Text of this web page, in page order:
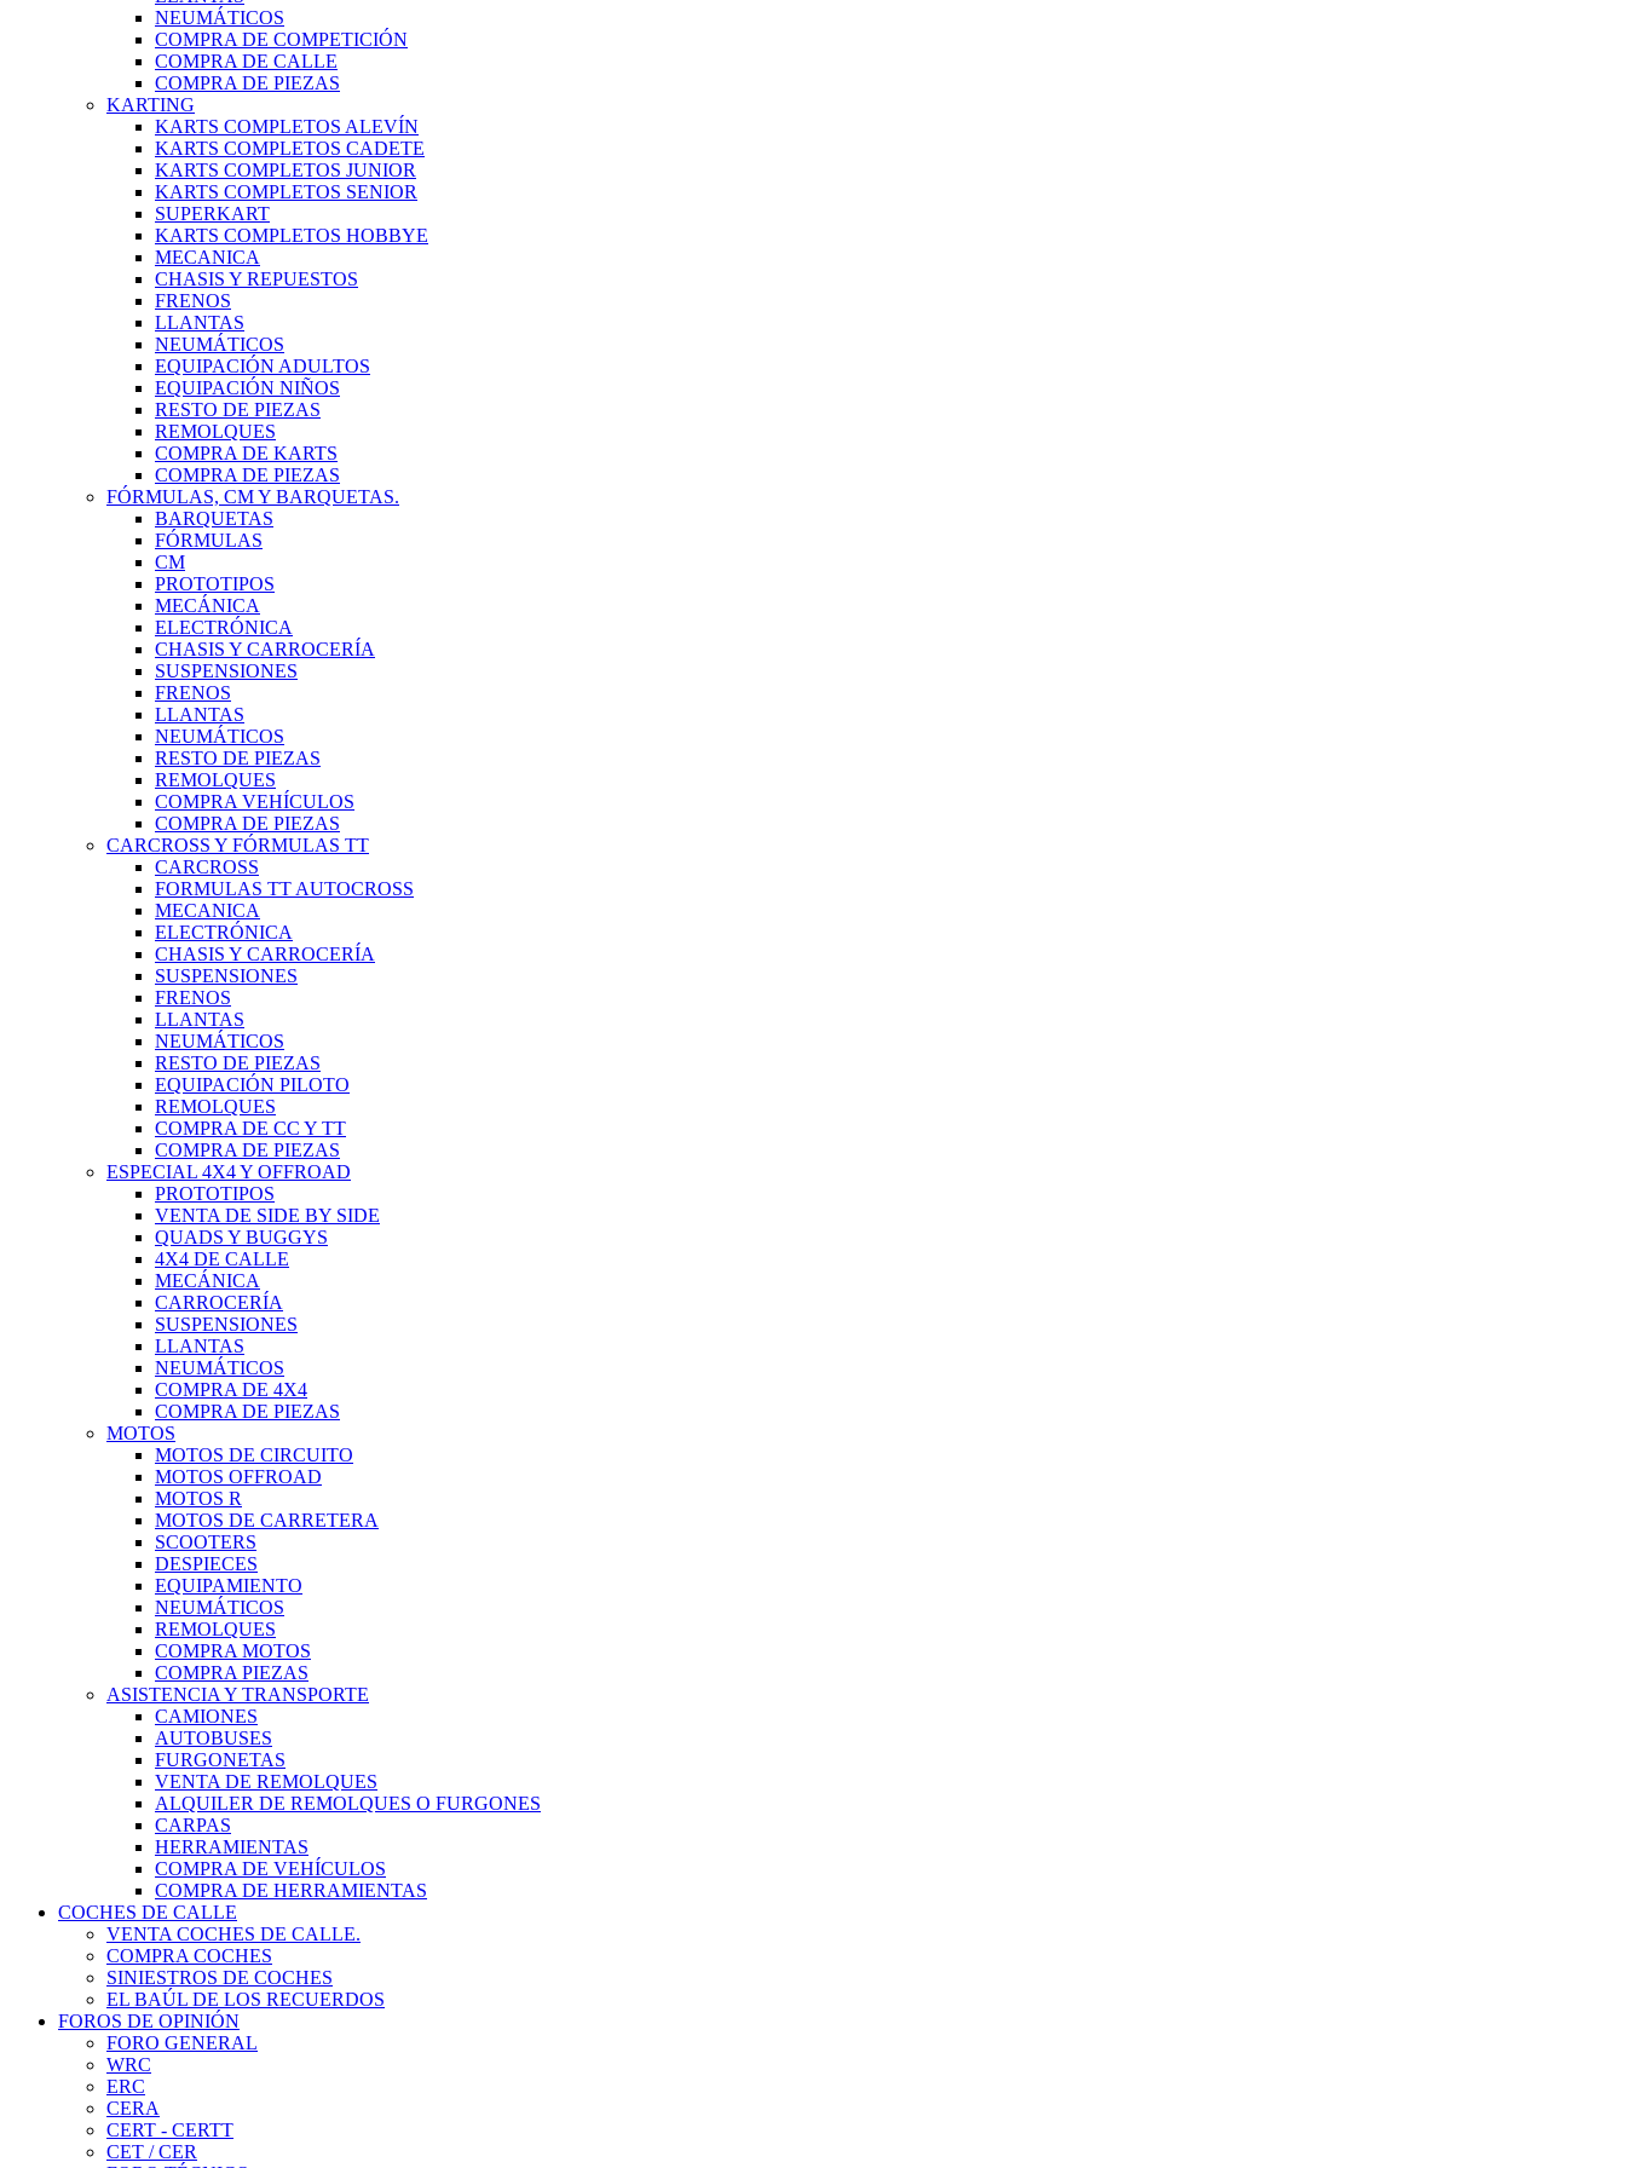
NEUMÁTICOS
COMPRA DE COMPETICIÓN
COMPRA DE CALLE
COMPRA DE PIEZAS
KARTING
KARTS COMPLETOS ALEVÍN
KARTS COMPLETOS CADETE
KARTS COMPLETOS JUNIOR
KARTS COMPLETOS SENIOR
SUPERKART
KARTS COMPLETOS HOBBYE
MECANICA
CHASIS Y REPUESTOS
FRENOS
LLANTAS
NEUMÁTICOS
EQUIPACIÓN ADULTOS
EQUIPACIÓN NIÑOS
RESTO DE PIEZAS
REMOLQUES
COMPRA DE KARTS
COMPRA DE PIEZAS
FÓRMULAS, CM Y BARQUETAS.
BARQUETAS
FÓRMULAS
CM
PROTOTIPOS
MECÁNICA
ELECTRÓNICA
CHASIS Y CARROCERÍA
SUSPENSIONES
FRENOS
LLANTAS
NEUMÁTICOS
RESTO DE PIEZAS
REMOLQUES
COMPRA VEHÍCULOS
COMPRA DE PIEZAS
CARCROSS Y FÓRMULAS TT
CARCROSS
FORMULAS TT AUTOCROSS
MECANICA
ELECTRÓNICA
CHASIS Y CARROCERÍA
SUSPENSIONES
FRENOS
LLANTAS
NEUMÁTICOS
RESTO DE PIEZAS
EQUIPACIÓN PILOTO
REMOLQUES
COMPRA DE CC Y TT
COMPRA DE PIEZAS
ESPECIAL 4X4 Y OFFROAD
PROTOTIPOS
VENTA DE SIDE BY SIDE
QUADS Y BUGGYS
4X4 DE CALLE
MECÁNICA
CARROCERÍA
SUSPENSIONES
LLANTAS
NEUMÁTICOS
COMPRA DE 4X4
COMPRA DE PIEZAS
MOTOS
MOTOS DE CIRCUITO
MOTOS OFFROAD
MOTOS R
MOTOS DE CARRETERA
SCOOTERS
DESPIECES
EQUIPAMIENTO
NEUMÁTICOS
REMOLQUES
COMPRA MOTOS
COMPRA PIEZAS
ASISTENCIA Y TRANSPORTE
CAMIONES
AUTOBUSES
FURGONETAS
VENTA DE REMOLQUES
ALQUILER DE REMOLQUES O FURGONES
CARPAS
HERRAMIENTAS
COMPRA DE VEHÍCULOS
COMPRA DE HERRAMIENTAS
COCHES DE CALLE
VENTA COCHES DE CALLE.
COMPRA COCHES
SINIESTROS DE COCHES
EL BAÚL DE LOS RECUERDOS
FOROS DE OPINIÓN
FORO GENERAL
WRC
ERC
CERA
CERT - CERTT
CET / CER